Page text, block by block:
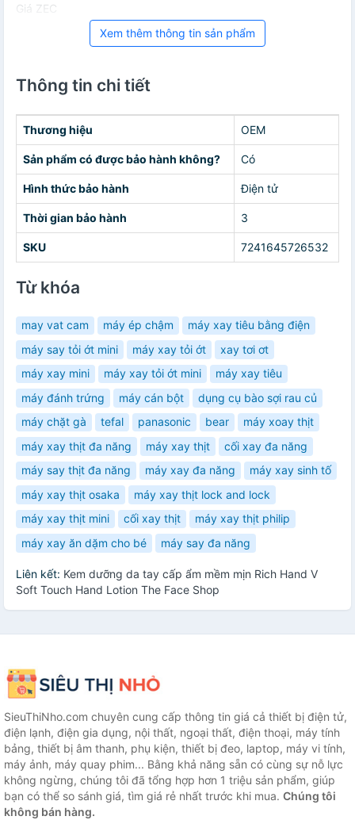
Giá ZEC
Xem thêm thông tin sản phẩm
Thông tin chi tiết
Thương hiệu OEM
Sản phẩm có được bảo hành không? Có
Hình thức bảo hành Điện tử
Thời gian bảo hành 3
SKU 7241645726532
Từ khóa
may vat cam máy ép chậm
máy xay tiêu bằng điện
máy say tỏi ớt mini
máy xay tỏi ớt
xay tơi ơt
máy xay mini
máy xay tỏi ớt mini
máy xay tiêu
máy đánh trứng
máy cán bột
dụng cụ bào sợi rau củ
máy chặt gà
tefal panasonic bear
máy xoay thịt
máy xay thịt đa năng
máy xay thịt
cối xay đa năng
máy say thịt đa năng
máy xay đa năng
máy xay sinh tố
máy xay thịt osaka
máy xay thịt lock and lock
máy xay thịt mini
cối xay thịt
máy xay thịt philip
máy xay ăn dặm cho bé
máy say đa năng
Liên kết: Kem dưỡng da tay cấp ẩm mềm mịn Rich Hand V
Soft Touch Hand Lotion The Face Shop
SieuThiNho.com chuyên cung cấp thông tin giá cả thiết bị điện tử,
điện lạnh, điện gia dụng, nội thất, ngoại thất, điện thoại, máy tính
bảng, thiết bị âm thanh, phụ kiện, thiết bị đeo, laptop, máy vi tính,
máy ảnh, máy quay phim... Bằng khả năng sẵn có cùng sự nỗ lực
không ngừng, chúng tôi đã tổng hợp hơn 1 triệu sản phẩm, giúp
bạn có thể so sánh giá, tìm giá rẻ nhất trước khi mua. Chúng tôi
không bán hàng.